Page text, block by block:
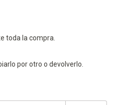
toda la compra.
por otro o devolverlo.